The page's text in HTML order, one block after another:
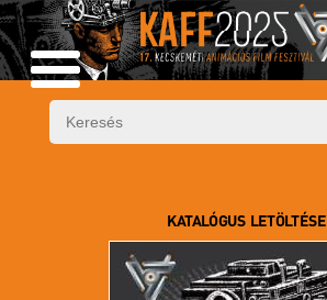
KATALÓGUS LETÖLTÉSE